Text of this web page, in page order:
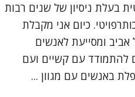
בעלת ניסיון של שנים רבות
כיום אני מקבלת
ומסייעת לאנשים
להתמודד עם קשיים ועם
באנשים עם מגוון ...